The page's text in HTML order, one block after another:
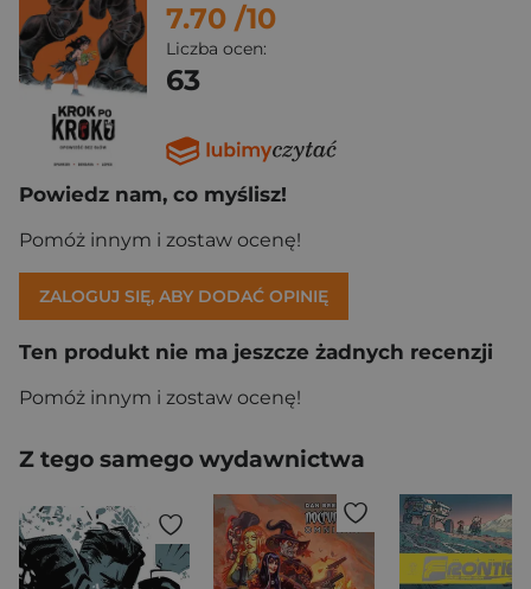
7.70 /10
Liczba ocen:
63
Powiedz nam, co myślisz!
Pomóż innym i zostaw ocenę!
ZALOGUJ SIĘ, ABY DODAĆ OPINIĘ
Ten produkt nie ma jeszcze żadnych recenzji
Pomóż innym i zostaw ocenę!
Z tego samego wydawnictwa